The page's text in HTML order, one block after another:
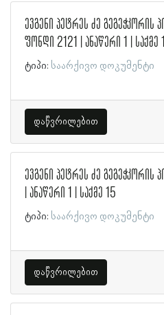
ევგენი პეტრეს ძე გეგეჭკორის
ფონდი 2121 | ანაწერი 1 | საქმე
ტიპი: საარქივო დოკუმენტი
დაწვრილებით
ევგენი პეტრეს ძე გეგეჭკორის პირადი
| ანაწერი 1 | საქმე 15
ტიპი: საარქივო დოკუმენტი
დაწვრილებით